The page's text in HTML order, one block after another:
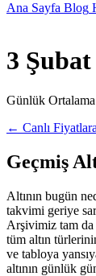
Ana Sayfa Blog
3
Günlük
← Canlı
Geçmiş
Altının bugün
takvimi geriye
Arşivimiz tam da
tüm altın
ve tabloya
altının günlük